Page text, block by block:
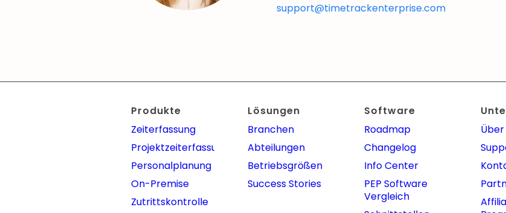
support@timetrackenterprise.com
Produkte
Zeiterfassung
Projektzeiterfassung
Personalplanung
On-Premise
Zutrittskontrolle
Lösungen
Branchen
Abteilungen
Betriebsgrößen
Success Stories
Software
Roadmap
Changelog
Info Center
PEP Software
Vergleich